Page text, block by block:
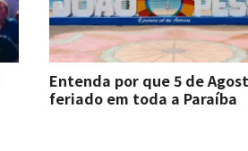
Entenda por que 5 de
feriado em toda a Paraíba